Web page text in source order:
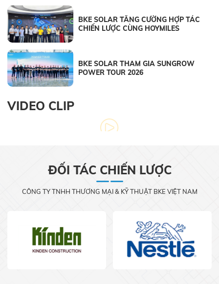
BKE SOLAR TĂNG CƯỜNG HỢP TÁC
CHIẾN LƯỢC CÙNG HOYMILES
BKE SOLAR THAM GIA SUNGROW
POWER TOUR 2026
VIDEO CLIP
ĐỐI TÁC CHIẾN LƯỢC
CÔNG TY TNHH THƯƠNG MẠI & KỸ THUẬT BKE VIỆT NAM